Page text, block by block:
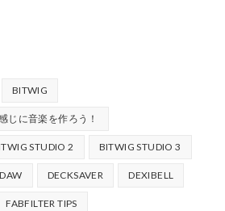
BITWIG
じに音楽を作ろう！
STUDIO 2 BITWIG STUDIO 3
DAW DECKSAVER DEXIBELL
FABFILTER TIPS